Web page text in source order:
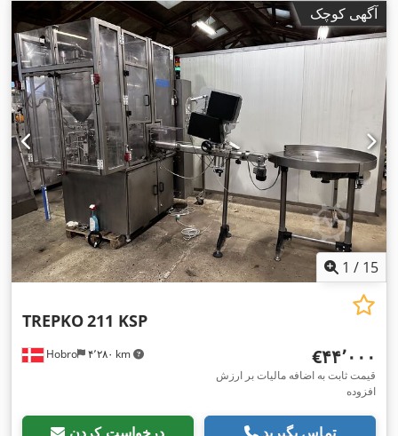
آگهی کوچک
1 / 15
Hobro ۴٬۲۸۰ km
TREPKO211 KSP
‎€۴۴٬۰۰۰
قیمت ثابت به اضافه مالیات بر ارزش
افزوده